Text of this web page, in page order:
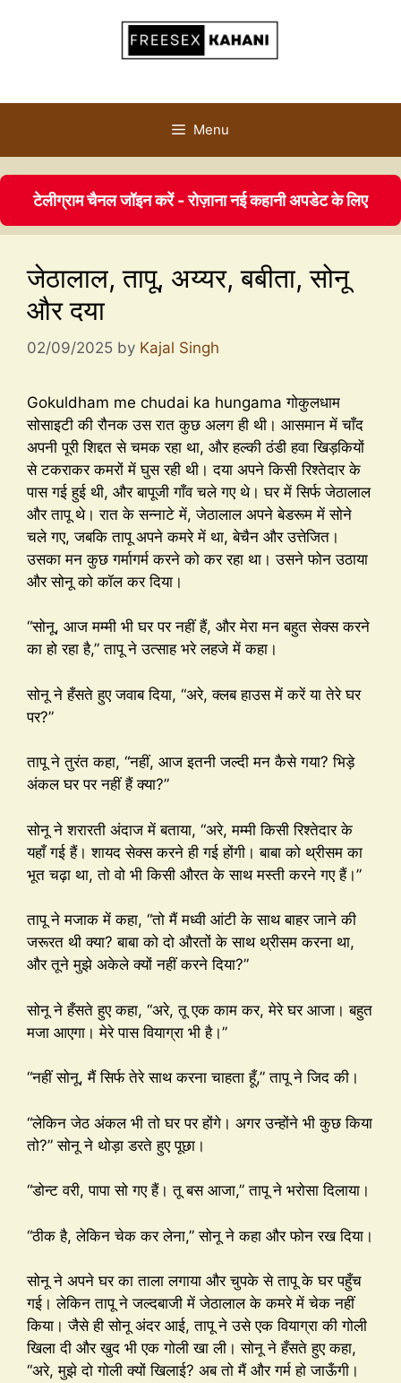
Menu
टेलीग्राम चैनल जॉइन करें - रोज़ाना नई कहानी अपडेट के लिए
जेठालाल, तापू, अय्यर, बबीता, सोनू
और दया
02/09/2025 by Kajal Singh
Gokuldham me chudai ka hungama गोकुलधाम
सोसाइटी की रौनक उस रात कुछ अलग ही थी। आसमान में चाँद
अपनी पूरी शिद्दत से चमक रहा था, और हल्की ठंडी हवा खिड़कियों
से टकराकर कमरों में घुस रही थी। दया अपने किसी रिश्तेदार के
पास गई हुई थी, और बापूजी गाँव चले गए थे। घर में सिर्फ जेठालाल
और तापू थे। रात के सन्नाटे में, जेठालाल अपने बेडरूम में सोने
चले गए, जबकि तापू अपने कमरे में था, बेचैन और उत्तेजित।
उसका मन कुछ गर्मागर्म करने को कर रहा था। उसने फोन उठाया
और सोनू को कॉल कर दिया।
“सोनू, आज मम्मी भी घर पर नहीं हैं, और मेरा मन बहुत सेक्स करने
का हो रहा है,” तापू ने उत्साह भरे लहजे में कहा।
सोनू ने हँसते हुए जवाब दिया, “अरे, क्लब हाउस में करें या तेरे घर
पर?”
तापू ने तुरंत कहा, “नहीं, आज इतनी जल्दी मन कैसे गया? भिड़े
अंकल घर पर नहीं हैं क्या?”
सोनू ने शरारती अंदाज में बताया, “अरे, मम्मी किसी रिश्तेदार के
यहाँ गई हैं। शायद सेक्स करने ही गई होंगी। बाबा को थ्रीसम का
भूत चढ़ा था, तो वो भी किसी औरत के साथ मस्ती करने गए हैं।”
तापू ने मजाक में कहा, “तो मैं मध्वी आंटी के साथ बाहर जाने की
जरूरत थी क्या? बाबा को दो औरतों के साथ थ्रीसम करना था,
और तूने मुझे अकेले क्यों नहीं करने दिया?”
सोनू ने हँसते हुए कहा, “अरे, तू एक काम कर, मेरे घर आजा। बहुत
मजा आएगा। मेरे पास वियाग्रा भी है।”
“नहीं सोनू, मैं सिर्फ तेरे साथ करना चाहता हूँ,” तापू ने जिद की।
“लेकिन जेठ अंकल भी तो घर पर होंगे। अगर उन्होंने भी कुछ किया
तो?” सोनू ने थोड़ा डरते हुए पूछा।
“डोन्ट वरी, पापा सो गए हैं। तू बस आजा,” तापू ने भरोसा दिलाया।
“ठीक है, लेकिन चेक कर लेना,” सोनू ने कहा और फोन रख दिया।
सोनू ने अपने घर का ताला लगाया और चुपके से तापू के घर पहुँच
गई। लेकिन तापू ने जल्दबाजी में जेठालाल के कमरे में चेक नहीं
किया। जैसे ही सोनू अंदर आई, तापू ने उसे एक वियाग्रा की गोली
खिला दी और खुद भी एक गोली खा ली। सोनू ने हँसते हुए कहा,
“अरे, मुझे दो गोली क्यों खिलाई? अब तो मैं और गर्म हो जाऊँगी।